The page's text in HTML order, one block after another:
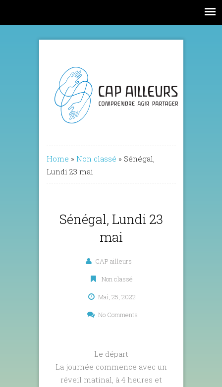
Home » Non classé » Sénégal,
Lundi 23 mai
Sénégal, Lundi 23
mai
CAP ailleurs
Non classé
Mai, 25, 2022
No Comments
Le départ
La journée commence avec un
réveil matinal, à 4 heures et